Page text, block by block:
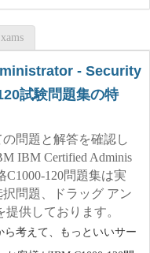
- Security
試験問題集の特
問題と解答を確認し
IBM Certified Adminis
C1000-120問題集は実
問題、ドラッグ アン
供しております。
ら考えて、もっといいサー